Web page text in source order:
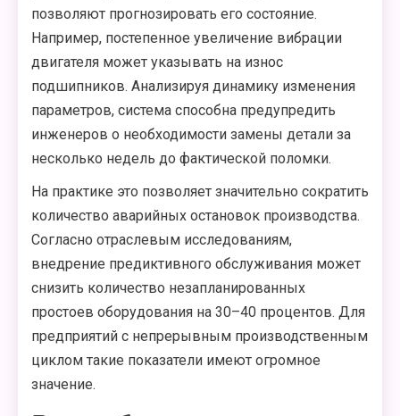
позволяют прогнозировать его состояние.
Например, постепенное увеличение вибрации
двигателя может указывать на износ
подшипников. Анализируя динамику изменения
параметров, система способна предупредить
инженеров о необходимости замены детали за
несколько недель до фактической поломки.
На практике это позволяет значительно сократить
количество аварийных остановок производства.
Согласно отраслевым исследованиям,
внедрение предиктивного обслуживания может
снизить количество незапланированных
простоев оборудования на 30–40 процентов. Для
предприятий с непрерывным производственным
циклом такие показатели имеют огромное
значение.